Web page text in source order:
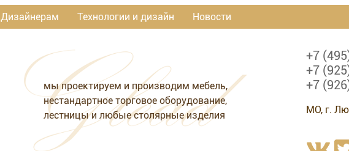
Дизайнерам Технологии и дизайн Новости
мы проектируем и производим мебель,
нестандартное торговое оборудование,
лестницы и любые столярные изделия
+7
+7
+7
МО, г.